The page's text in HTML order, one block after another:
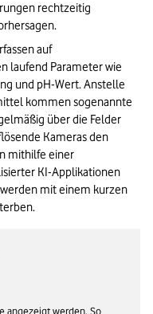
rechtzeitig
auf
laufend Parameter wie
und pH-Wert. Anstelle
kommen sogenannte
über die Felder
Kameras den
mithilfe einer
KI-Applikationen
mit einem kurzen
angezeigt werden. So